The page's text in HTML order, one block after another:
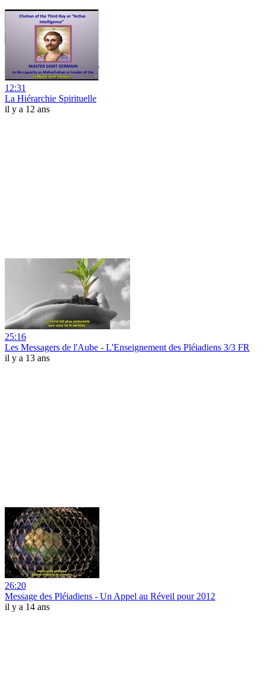
12:31
La Hiérarchie Spirituelle
il y a 12 ans
25:16
Les Messagers de l'Aube - L'Enseignement des Pléiadiens 3/3 FR
il y a 13 ans
26:20
Message des Pléiadiens - Un Appel au Réveil pour 2012
il y a 14 ans